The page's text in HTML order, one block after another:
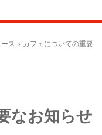
ス > カフェについての重要
なお知らせ